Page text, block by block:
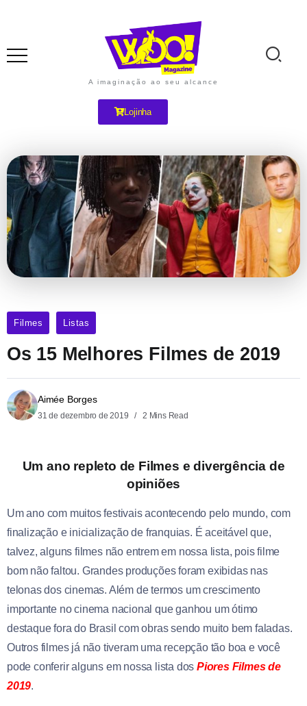
A imaginação ao seu alcance
Lojinha
Filmes Listas
Os 15 Melhores Filmes de 2019
Aimée Borges
31 de dezembro de 2019 2 Mins Read
Um ano repleto de Filmes e divergência de
opiniões
Um ano com muitos festivais acontecendo pelo mundo, com
finalização e inicialização de franquias. É aceitável que,
talvez, alguns filmes não entrem em nossa lista, pois filme
bom não faltou. Grandes produções foram exibidas nas
telonas dos cinemas. Além de termos um crescimento
importante no cinema nacional que ganhou um ótimo
destaque fora do Brasil com obras sendo muito bem faladas.
Outros filmes já não tiveram uma recepção tão boa e você
pode conferir alguns em nossa lista dosPiores Filmes de
2019.